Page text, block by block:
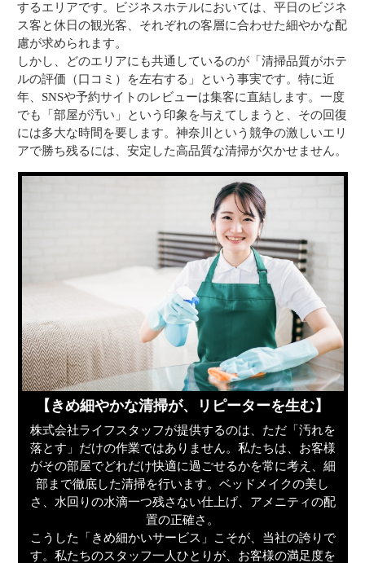
するエリアです。ビジネスホテルにおいては、平日のビジネ
ス客と休日の観光客、それぞれの客層に合わせた細やかな配
慮が求められます。
しかし、どのエリアにも共通しているのが「清掃品質がホテ
ルの評価（口コミ）を左右する」という事実です。特に近
年、SNSや予約サイトのレビューは集客に直結します。一度
でも「部屋が汚い」という印象を与えてしまうと、その回復
には多大な時間を要します。神奈川という競争の激しいエリ
アで勝ち残るには、安定した高品質な清掃が欠かせません。
【きめ細やかな清掃が、リピーターを生む】
株式会社ライフスタッフが提供するのは、ただ「汚れを
落とす」だけの作業ではありません。私たちは、お客様
がその部屋でどれだけ快適に過ごせるかを常に考え、細
部まで徹底した清掃を行います。ベッドメイクの美し
さ、水回りの水滴一つ残さない仕上げ、アメニティの配
置の正確さ。
こうした「きめ細かいサービス」こそが、当社の誇りで
す。私たちのスタッフ一人ひとりが、お客様の満足度を